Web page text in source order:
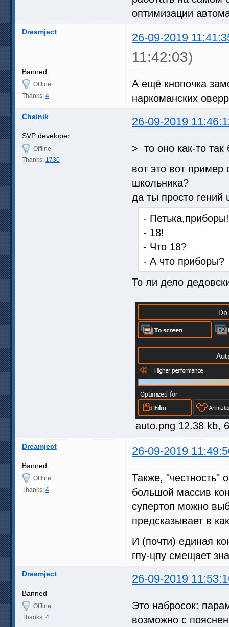
оптимизации
Dreamject 26-09-2019
11:42:03)
Banned
Offline
Thanks: 4
А ещё кнопочка
наркоманских
Chainik 26-09-2019
SVP developer
Offline
Thanks: 1730
> то оно как-то
вот это вот пример
школьника?
да ты просто гений
- Петька,приборы!
- 18!
- Что 18?
- А что приборы?
То ли дело
auto.png 12.38 kb,
Dreamject 26-09-2019
Banned
Offline
Thanks: 4
Также, "честность"
большой массив
супертоп можно
предсказывает в
И (почти) единая
гпу-цпу смещает
Dreamject 26-09-2019
Banned
Offline
Thanks: 4
Это набросок:
возможно с